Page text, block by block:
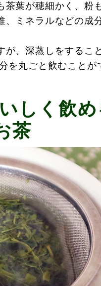
茶葉が穂細かく、粉
ミネラルなどの成
が、深蒸しをするこ
を丸ごと飲むことが
しく飲め
茶